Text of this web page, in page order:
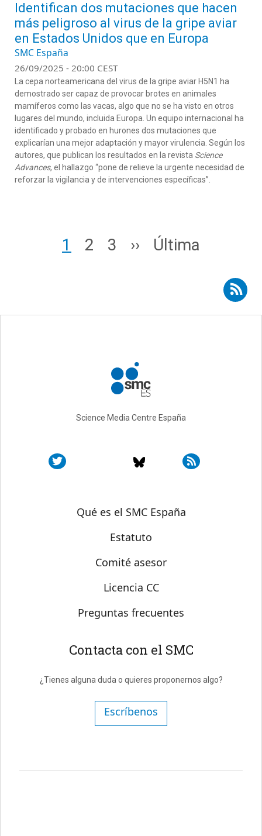
Identifican dos mutaciones que hacen
más peligroso al virus de la gripe aviar
en Estados Unidos que en Europa
SMC España
26/09/2025 - 20:00 CEST
La cepa norteamericana del virus de la gripe aviar H5N1 ha
demostrado ser capaz de provocar brotes en animales
mamíferos como las vacas, algo que no se ha visto en otros
lugares del mundo, incluida Europa. Un equipo internacional ha
identificado y probado en hurones dos mutaciones que
explicarían una mejor adaptación y mayor virulencia. Según los
autores, que publican los resultados en la revista Science
Advances, el hallazgo “pone de relieve la urgente necesidad de
reforzar la vigilancia y de intervenciones específicas”.
Page
1 Page
2 Page
3 Siguiente página
›› Última página
Última
Suscribirse a RSS - salud animal
Science Media Centre España
Sobre SMC España
Qué es el SMC España
Estatuto
Comité asesor
Licencia CC
Preguntas frecuentes
Contacta con el SMC
¿Tienes alguna duda o quieres proponernos algo?
Escríbenos